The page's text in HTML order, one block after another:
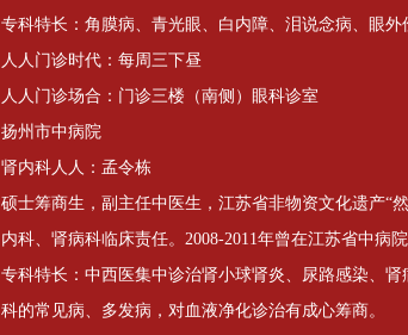
专科特长：角膜病、青光眼、白内障、泪说念病、眼
人人门诊时代：每周三下昼
人人门诊场合：门诊三楼（南侧）眼科诊室
扬州市中病院
肾内科人人：孟令栋
硕士筹商生，副主任中医生，江苏省非物资文化遗产“
内科、肾病科临床责任。2008-2011年曾在江苏省中病
专科特长：中西医集中诊治肾小球肾炎、尿路感染、
科的常见病、多发病，对血液净化诊治有成心筹商。